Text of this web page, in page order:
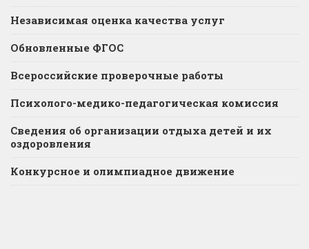
Независимая оценка качества услуг
Обновленные ФГОС
Всероссийские проверочные работы
Психолого-медико-педагогическая комиссия
Сведения об организации отдыха детей и их
оздоровления
Конкурсное и олимпиадное движение